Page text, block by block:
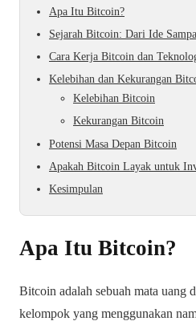
Apa Itu Bitcoin?
Sejarah Bitcoin: Dari Ide
Cara Kerja Bitcoin dan
Kelebihan dan Kekurangan
Kelebihan Bitcoin
Kekurangan Bitcoin
Potensi Masa Depan Bitcoin
Apakah Bitcoin Layak untuk
Kesimpulan
Apa Itu Bitcoin?
Bitcoin adalah sebuah mata uang
kelompok yang menggunakan